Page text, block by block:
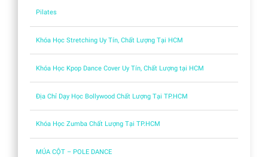
Pilates
Khóa Học Stretching Uy Tín, Chất Lượng Tại HCM
Khóa Học Kpop Dance Cover Uy Tín, Chất Lượng tại HCM
Địa Chỉ Dạy Học Bollywood Chất Lượng Tại TP.HCM
Khóa Học Zumba Chất Lượng Tại TP.HCM
MÚA CỘT – POLE DANCE